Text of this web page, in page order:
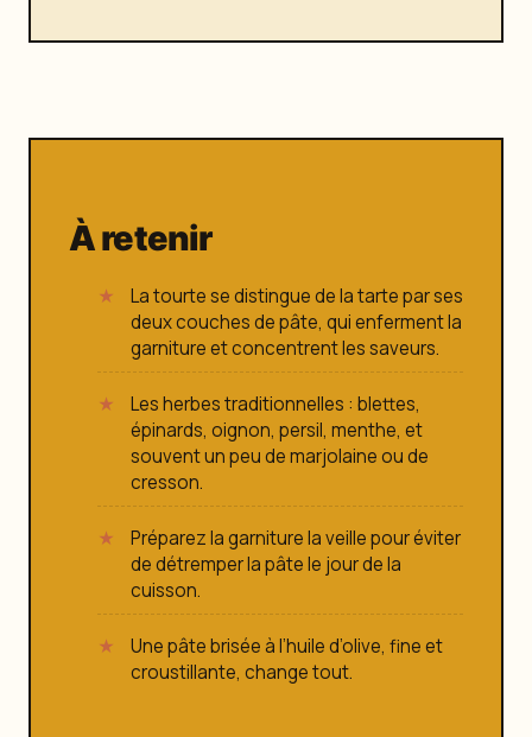
À retenir
La tourte se distingue de la tarte par ses
deux couches de pâte, qui enferment la
garniture et concentrent les saveurs.
Les herbes traditionnelles : blettes,
épinards, oignon, persil, menthe, et
souvent un peu de marjolaine ou de
cresson.
Préparez la garniture la veille pour éviter
de détremper la pâte le jour de la
cuisson.
Une pâte brisée à l’huile d’olive, fine et
croustillante, change tout.